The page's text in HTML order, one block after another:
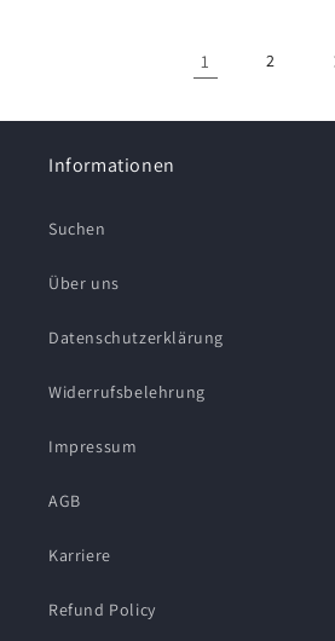
1 2
Informationen
Suchen
Über uns
Datenschutzerklärung
Widerrufsbelehrung
Impressum
AGB
Karriere
Refund Policy